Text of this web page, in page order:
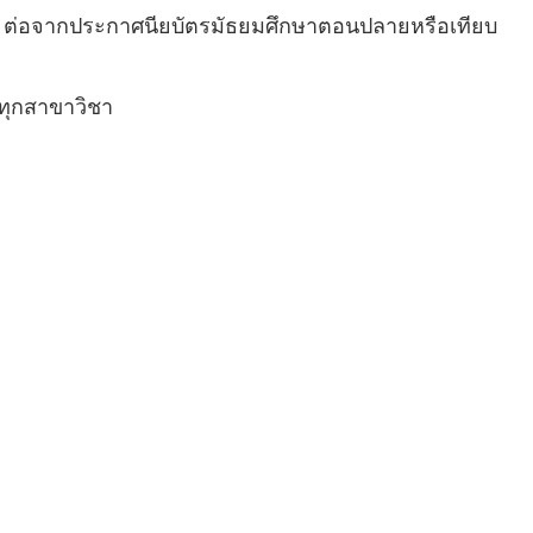
จากประกาศนียบัตรมัธยมศึกษาตอนปลายหรือเทียบ
กสาขาวิชา